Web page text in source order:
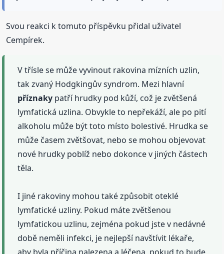
Svou reakci k tomuto příspěvku přidal uživatel
Cempírek.
V třísle se může vyvinout rakovina mízních uzlin,
tak zvaný Hodgkingův syndrom. Mezi hlavní
příznaky patří hrudky pod kůží, což je zvětšená
lymfatická uzlina. Obvykle to nepřekáží, ale po pití
alkoholu může být toto místo bolestivé. Hrudka se
může časem zvětšovat, nebo se mohou objevovat
nové hrudky poblíž nebo dokonce v jiných částech
těla.
I jiné rakoviny mohou také způsobit oteklé
lymfatické uzliny. Pokud máte zvětšenou
lymfatickou uzlinu, zejména pokud jste v nedávné
době neměli infekci, je nejlepší navštívit lékaře,